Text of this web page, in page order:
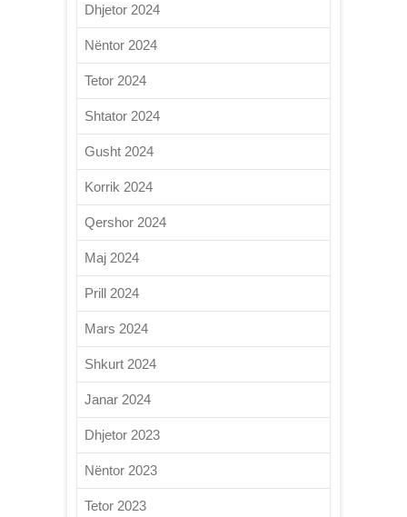
Dhjetor 2024
Nëntor 2024
Tetor 2024
Shtator 2024
Gusht 2024
Korrik 2024
Qershor 2024
Maj 2024
Prill 2024
Mars 2024
Shkurt 2024
Janar 2024
Dhjetor 2023
Nëntor 2023
Tetor 2023